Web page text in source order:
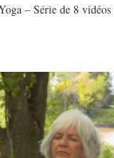
– Série de 8 vidéos